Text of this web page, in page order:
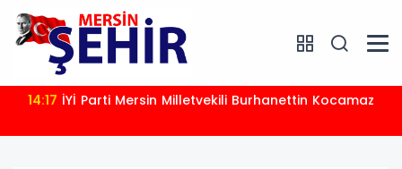
14:17 İYİ Parti Mersin Milletvekili Burhanettin Kocamaz